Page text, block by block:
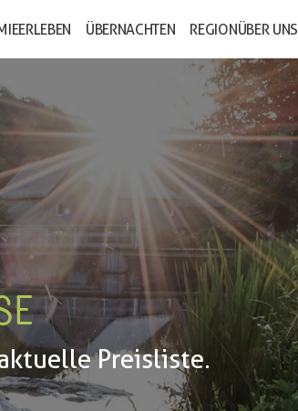
ERLEBEN ÜBERNACHTEN REGIONÜBER UNS
Preisliste.